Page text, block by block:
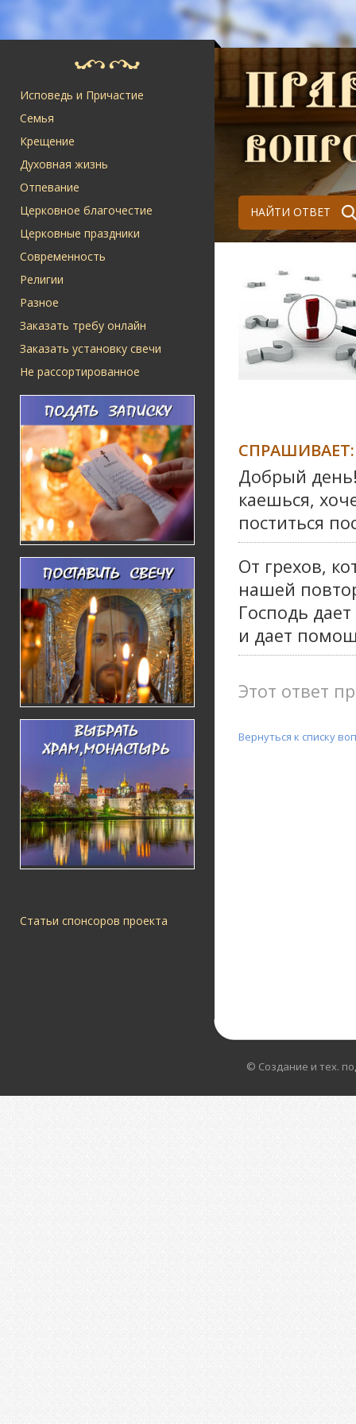
Исповедь и Причастие
Семья
Крещение
Духовная жизнь
Отпевание
Церковное благочестие
Церковные праздники
Современность
Религии
Разное
Заказать требу онлайн
Заказать установку свечи
Не рассортированное
Статьи спонсоров проекта
НАЙТИ ОТВЕТ
СПРАШИВАЕТ:
Добрый
каешься,
поститься
От грехов,
нашей
Господь
и дает
Этот ответ
Вернуться к списку
© Создание и тех.